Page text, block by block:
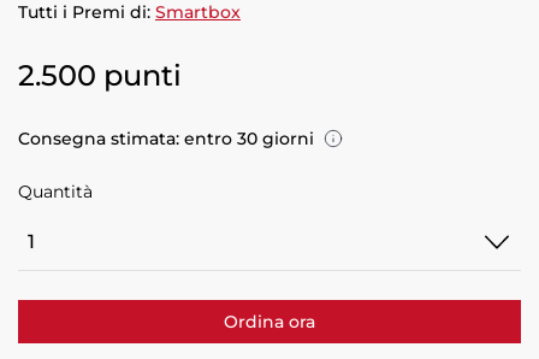
Tutti i Premi di: Smartbox
2.500 punti
Consegna stimata: entro 30 giorni
Quantità
Ordina ora